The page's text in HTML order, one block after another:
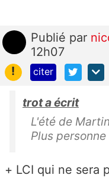
Publié par
12h07
!
citer
trot a écrit
L'été de
Plus
+ LCI qui ne sera